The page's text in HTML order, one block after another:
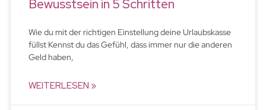
Bewusstsein in 5 Schritten
Wie du mit der richtigen Einstellung deine Urlaubskasse
füllst Kennst du das Gefühl, dass immer nur die anderen
Geld haben,
WEITERLESEN »